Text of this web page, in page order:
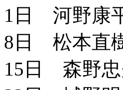
1日 河野康
8日 松本直
15日 森野忠